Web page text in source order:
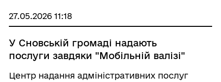
містечко», які провели для ді ...
27.05.2026 11:18
У Сновській громаді надають
послуги завдяки "Мобільній валізі"
Центр надання адміністративних послуг